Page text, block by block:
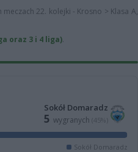
22. kolejki - Krosno > Klasa A,
oraz 3 i 4 liga).
Sokół Domaradz
5 wygranych (45%)
Sokół Domaradz